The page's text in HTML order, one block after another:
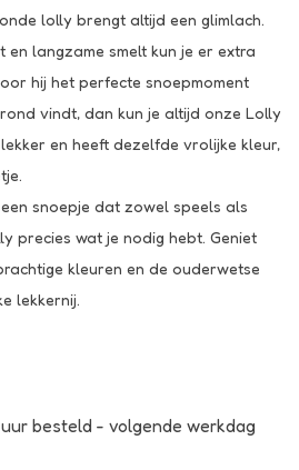
lolly brengt altijd een glimlach.
langzame smelt kun je er extra
hij het perfecte snoepmoment
vindt, dan kun je altijd onze Lolly
en heeft dezelfde vrolijke kleur,
snoepje dat zowel speels als
precies wat je nodig hebt. Geniet
kleuren en de ouderwetse
lekkernij.
besteld - volgende werkdag